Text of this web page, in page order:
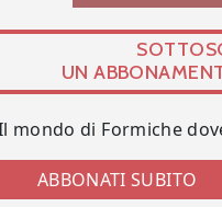
UN
mondo di Formiche
ABBONATI SUBITO